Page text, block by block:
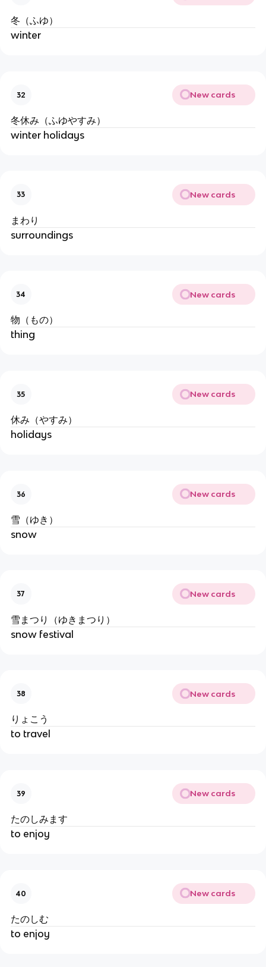
冬（ふゆ）
winter
32 New cards
冬休み（ふゆやすみ）
winter holidays
33 New cards
まわり
surroundings
34 New cards
物（もの）
thing
35 New cards
休み（やすみ）
holidays
36 New cards
雪（ゆき）
snow
37 New cards
雪まつり（ゆきまつり）
snow festival
38 New cards
りょこう
to travel
39 New cards
たのしみます
to enjoy
40 New cards
たのしむ
to enjoy